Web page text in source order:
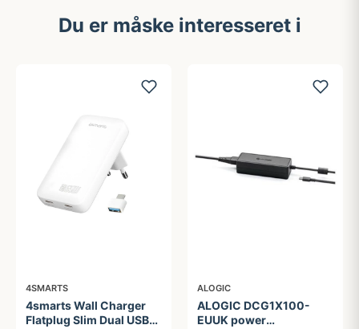
Du er måske interesseret i
4SMARTS
4smarts Wall Charger
Flatplug Slim Dual USB-
ALOGIC
ALOGIC DCG1X100-
EUUK power